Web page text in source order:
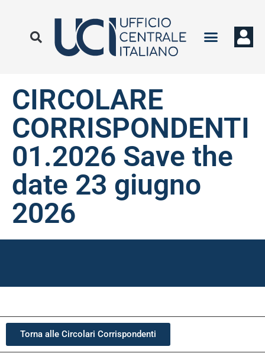
CIRCOLARE
CORRISPONDENTI
01.2026 Save the
date 23 giugno
2026
Torna alle Circolari Corrispondenti